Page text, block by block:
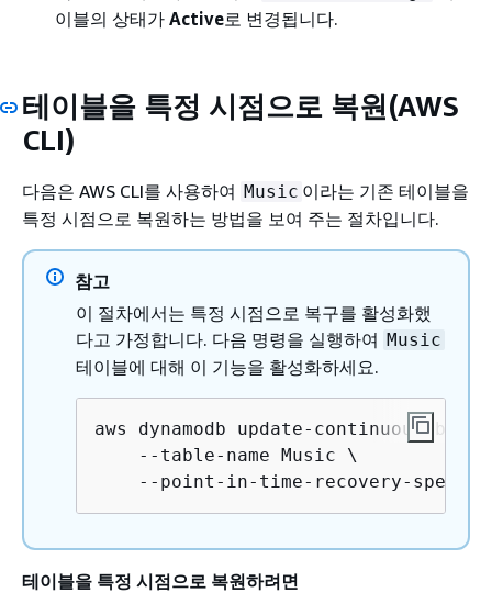
이블의 상태가 Active로 변경됩니다.
테이블을 특정 시점으로 복원(AWS
CLI)
다음은 AWS CLI를 사용하여 Music 이라는 기존 테이블을
특정 시점으로 복원하는 방법을 보여 주는 절차입니다.
참고
이 절차에서는 특정 시점으로 복구를 활성화했
다고 가정합니다. 다음 명령을 실행하여 Music
테이블에 대해 이 기능을 활성화하세요.
aws dynamodb update-continuous-
    --table-name Music \
--point-in-time-recovery-
테이블을 특정 시점으로 복원하려면